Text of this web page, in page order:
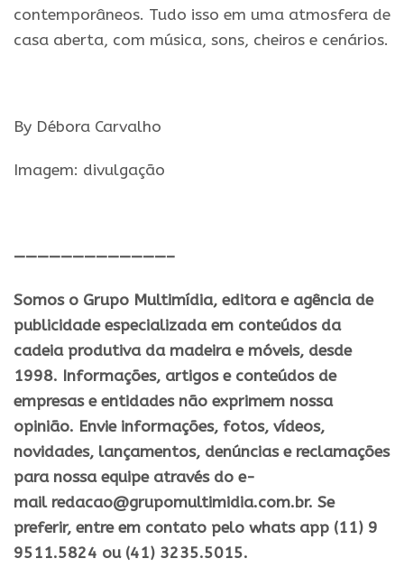
contemporâneos. Tudo isso em uma atmosfera de
casa aberta, com música, sons, cheiros e cenários.
By Débora Carvalho
Imagem: divulgação
—————————————–
Somos o Grupo Multimídia, editora e agência de
publicidade especializada em conteúdos da
cadeia produtiva da madeira e móveis, desde
1998. Informações, artigos e conteúdos de
empresas e entidades não exprimem nossa
opinião. Envie informações, fotos, vídeos,
novidades, lançamentos, denúncias e reclamações
para nossa equipe através do e-
mail redacao@grupomultimidia.com.br. Se
preferir, entre em contato pelo whats app (11) 9
9511.5824 ou (41) 3235.5015.